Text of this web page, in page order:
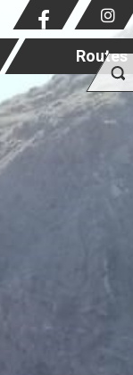
Routes